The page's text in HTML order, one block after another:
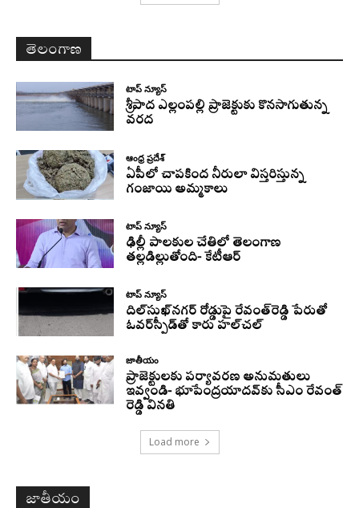
తెలంగాణ
టాప్ న్యూస్
శ్రీపాద ఎల్లంపల్లి ప్రాజెక్టుకు కొనసాగుతున్న
వరద
ఆంధ్ర ప్రదేశ్
ఏపీలో చాపకింద నీరులా విస్తరిస్తున్న
గంజాయి అమ్మకాలు
టాప్ న్యూస్
ఢిల్లీ పాలకుల చేతిలో తెలంగాణ
తల్లడిల్లుతోంది- కేటీఆర్
టాప్ న్యూస్
దిల్‌సుఖ్‌నగర్‌ రోడ్డుపై రేవంత్‌రెడ్డి పేరుతో
ఓవర్‌స్పీడ్‌తో కారు హల్‌చల్‌
జాతీయం
ప్రాజెక్టులకు పర్యావరణ అనుమతులు
ఇవ్వండి- భూపేంద్రయాదవ్‌కు సీఎం రేవంత్‌
రెడ్డి వినతి
Load more
జాతీయం